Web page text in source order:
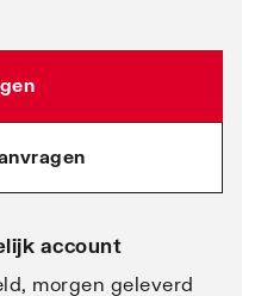
account
morgen geleverd